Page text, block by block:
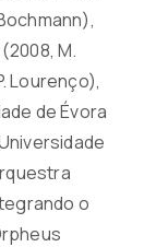
M.
Lourenço),
de Évora
o